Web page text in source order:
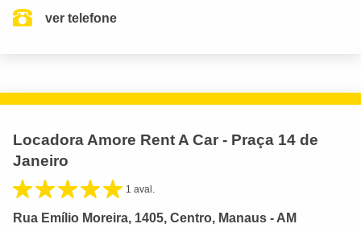
ver telefone
Locadora Amore Rent A Car - Praça 14 de
Janeiro
1 aval.
Rua Emílio Moreira, 1405, Centro, Manaus - AM